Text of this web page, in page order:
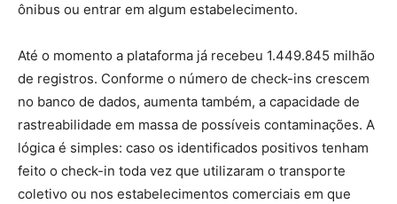
ônibus ou entrar em algum estabelecimento.
Até o momento a plataforma já recebeu 1.449.845 milhão
de registros. Conforme o número de check-ins crescem
no banco de dados, aumenta também, a capacidade de
rastreabilidade em massa de possíveis contaminações. A
lógica é simples: caso os identificados positivos tenham
feito o check-in toda vez que utilizaram o transporte
coletivo ou nos estabelecimentos comerciais em que